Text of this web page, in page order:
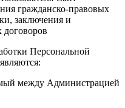
гражданско-правовых
заключения и
договоров
Персональной
между Администрацией